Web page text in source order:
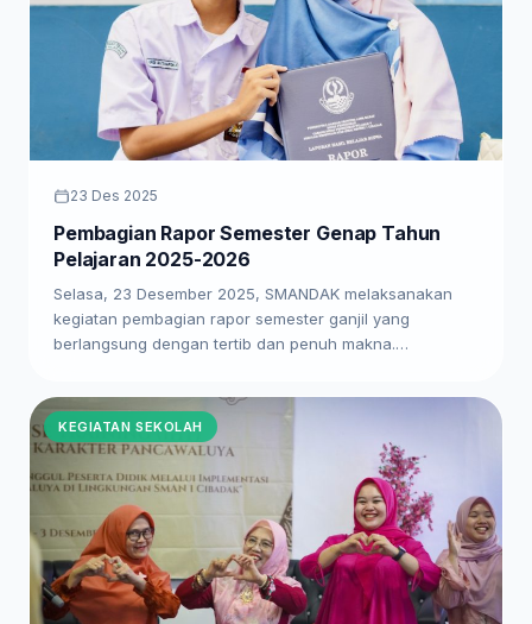
23 Des 2025
Pembagian Rapor Semester Genap Tahun
Pelajaran 2025-2026
Selasa, 23 Desember 2025, SMANDAK melaksanakan
kegiatan pembagian rapor semester ganjil yang
berlangsung dengan tertib dan penuh makna.…
KEGIATAN SEKOLAH